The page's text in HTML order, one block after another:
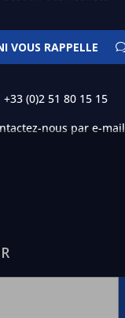
VOUS RAPPELLE
+33 (0)2 51 80 15 15
nous par e-mail